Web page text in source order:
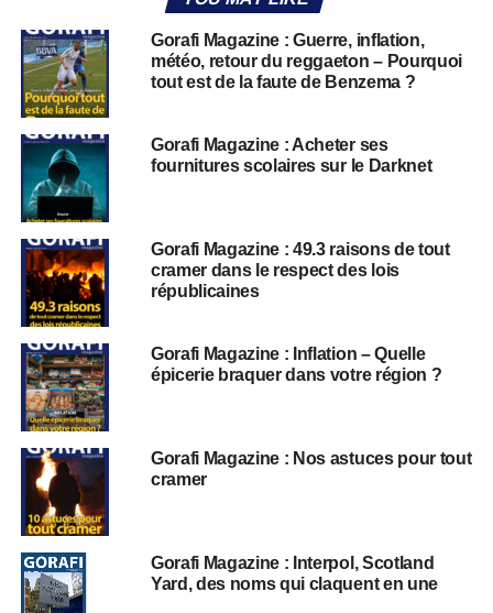
Gorafi Magazine : Guerre, inflation,
météo, retour du reggaeton – Pourquoi
tout est de la faute de Benzema ?
Gorafi Magazine : Acheter ses
fournitures scolaires sur le Darknet
Gorafi Magazine : 49.3 raisons de tout
cramer dans le respect des lois
républicaines
Gorafi Magazine : Inflation – Quelle
épicerie braquer dans votre région ?
Gorafi Magazine : Nos astuces pour tout
cramer
Gorafi Magazine : Interpol, Scotland
Yard, des noms qui claquent en une